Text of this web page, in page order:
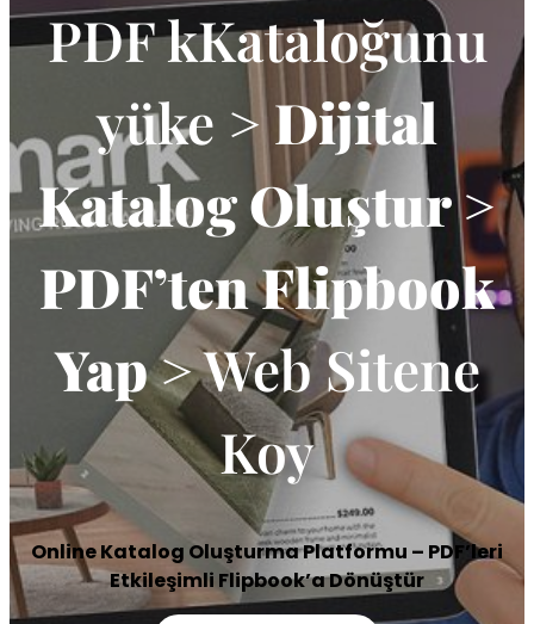
PDF kKataloğunu
yüke >Dijital
Katalog Oluştur >
PDF’ten Flipbook
Yap> Web Sitene
Koy
Online Katalog Oluşturma Platformu – PDF’leri
Etkileşimli Flipbook’a Dönüştür